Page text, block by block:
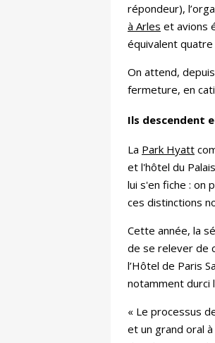
répondeur),
à Arles et avions
équivalent
On attend,
fermeture, en
Ils descendent
La Park Hyatt
et l'hôtel du
lui s'en fiche : on
ces distinctions
Cette année, la
de se relever de
l’Hôtel de Paris
notamment durci
« Le processus
et un grand oral